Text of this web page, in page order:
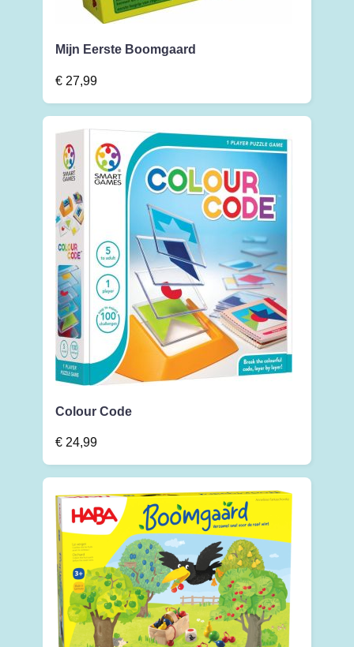
Mijn Eerste Boomgaard
€ 27,99
Colour Code
€ 24,99